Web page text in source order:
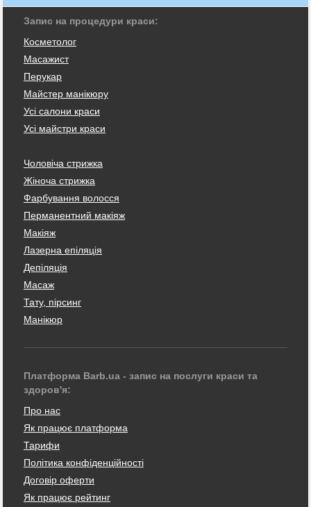
Запис на процедури краси:
Косметолог
Масажист
Перукар
Майстер манікюру
Усі салони краси
Усі майстри краси
Чоловіча стрижка
Жіноча стрижка
Фарбування волосся
Перманентний макіяж
Макіяж
Лазерна епіляція
Депіляція
Масаж
Тату, пірсинг
Манікюр
Платформа Barb.ua - запис на послуги краси та
здоров'я:
Про нас
Як працює платформа
Тарифи
Політика конфіденційності
Договір оферти
Як працює рейтинг